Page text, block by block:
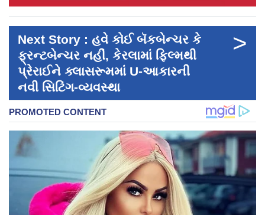
Next Story : હવે કોઈ બૅકબેન્ચર કે
ફ્રન્ટબેન્ચર નહીં, કેરલામાં ફિલ્મથી
પ્રેરાઈને ક્લાસરૂમમાં U-આકારની
નવી સિટિંગ-વ્યવસ્થા
>